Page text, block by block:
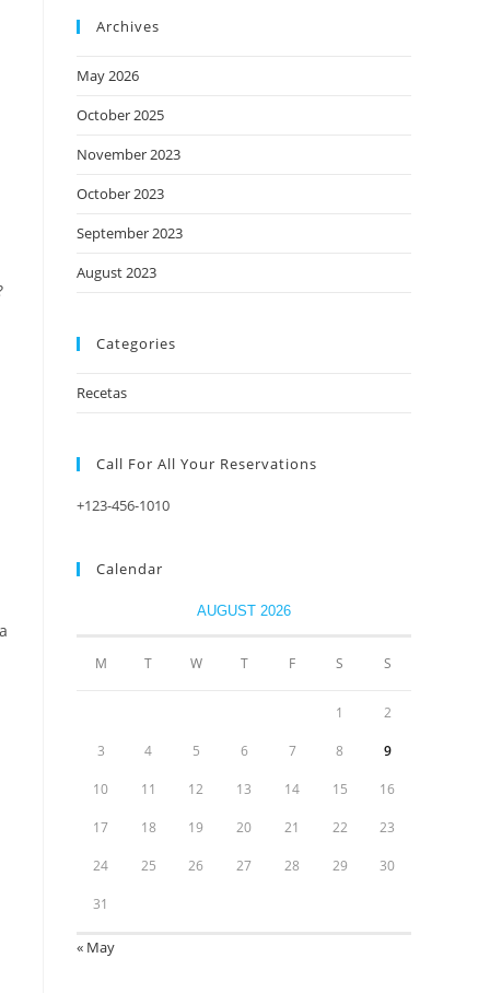
Archives
May 2026
October 2025
November 2023
October 2023
September 2023
August 2023
Categories
Recetas
Call For All Your​ Reservations
+123-456-1010
Calendar
AUGUST 2026
M T W T F S S
1 2
3 4 5 6 7 8 9
10 11 12 13 14 15 16
17 18 19 20 21 22 23
24 25 26 27 28 29 30
31
« May